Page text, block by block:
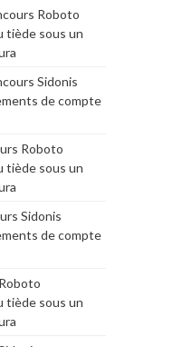
Roboto
tiède sous un
Sidonis
de compte
Roboto
tiède sous un
Sidonis
de compte
tiède sous un